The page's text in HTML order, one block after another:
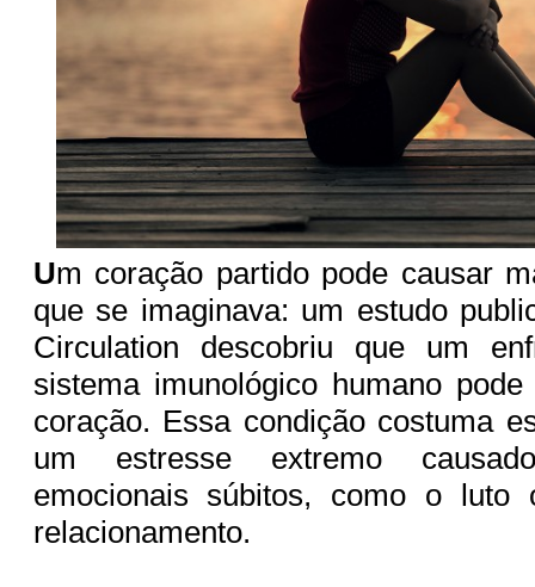
Um coração partido pode causar
que se imaginava: um estudo
Circulation descobriu que um
sistema imunológico humano
coração. Essa condição costuma
um estresse extremo
emocionais súbitos, como o
relacionamento.